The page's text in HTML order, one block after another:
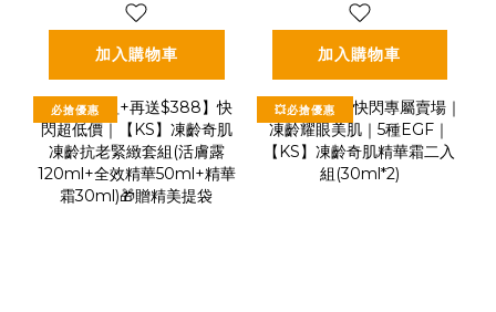
加入購物車
150ml
加入購物車
必搶優惠 💥必搶優惠